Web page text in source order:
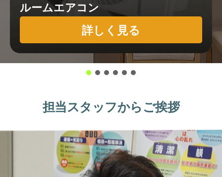
ルームエアコン
詳しく見る
担当スタッフからご挨拶